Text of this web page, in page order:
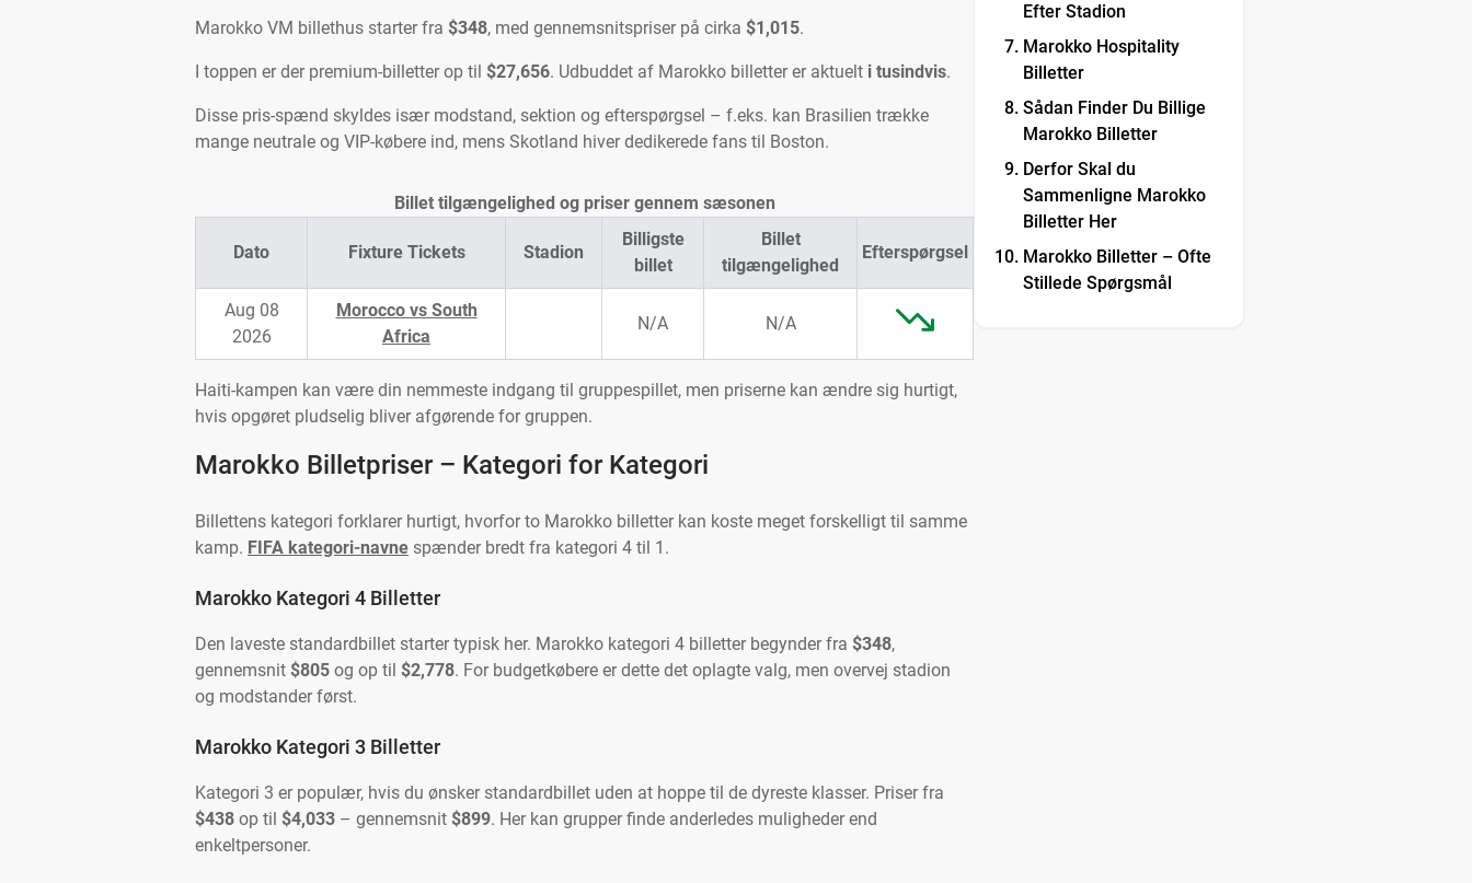
Marokko VM billethus starter fra $348, med gennemsnitspriser på cirka $1,015.
I toppen er der premium-billetter op til $27,656. Udbuddet af Marokko billetter er aktuelt i tusindvis.
Disse pris-spænd skyldes især modstand, sektion og efterspørgsel – f.eks. kan Brasilien trække
mange neutrale og VIP-købere ind, mens Skotland hiver dedikerede fans til Boston.
Billet tilgængelighed og priser gennem sæsonen
Dato Fixture Tickets Stadion
Billigste
billet
Billet
tilgængelighed
Efterspørgsel
Aug 08
2026
Morocco vs South
Africa
N/A N/A
Haiti-kampen kan være din nemmeste indgang til gruppespillet, men priserne kan ændre sig hurtigt,
hvis opgøret pludselig bliver afgørende for gruppen.
Marokko Billetpriser – Kategori for Kategori
Billettens kategori forklarer hurtigt, hvorfor to Marokko billetter kan koste meget forskelligt til samme
kamp. FIFA kategori-navne spænder bredt fra kategori 4 til 1.
Marokko Kategori 4 Billetter
Den laveste standardbillet starter typisk her. Marokko kategori 4 billetter begynder fra $348,
gennemsnit $805 og op til $2,778. For budgetkøbere er dette det oplagte valg, men overvej stadion
og modstander først.
Marokko Kategori 3 Billetter
Kategori 3 er populær, hvis du ønsker standardbillet uden at hoppe til de dyreste klasser. Priser fra
$438 op til $4,033 – gennemsnit $899. Her kan grupper finde anderledes muligheder end
enkeltpersoner.
Efter Stadion
Marokko Hospitality
Billetter
Sådan Finder Du Billige
Marokko Billetter
Derfor Skal du
Sammenligne Marokko
Billetter Her
Marokko Billetter – Ofte
Stillede Spørgsmål